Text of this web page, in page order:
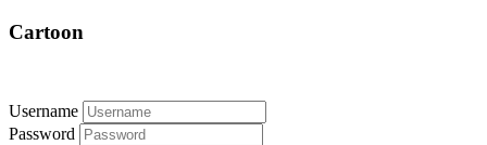
Cartoon
Username
Password